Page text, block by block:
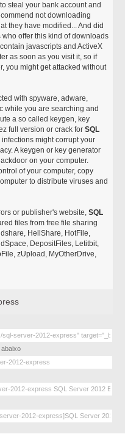
steal your bank account and
not downloading
they have modified... And did
offer this kind of downloads
javascripts and ActiveX
as soon as you visit it, so if
you might get attacked without
with spyware, adware,
while you are searching and
a so called keygen, key
full version or crack forSQL
might corrupt your
A keygen or key generator
on your computer.
of your computer, copy
to distribute viruses and
or publisher's website,SQL
files from free file sharing
HellShare, HotFile,
DepositFiles, Letitbit,
zUpload, MyOtherDrive,